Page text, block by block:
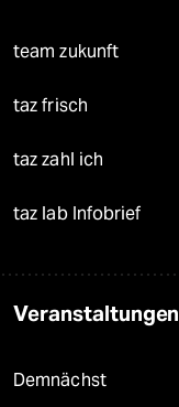
team zukunft
taz frisch
taz zahl ich
taz lab Infobrief
Veranstaltungen
Demnächst